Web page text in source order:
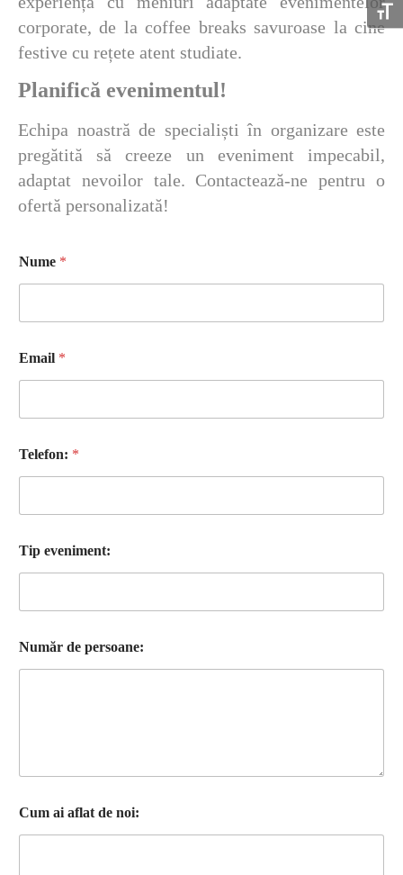
corporate, de la coffee breaks savuroase la cine
festive cu rețete atent studiate.
Planifică evenimentul!
Echipa noastră de specialiști în organizare este
pregătită să creeze un eveniment impecabil,
adaptat nevoilor tale. Contactează-ne pentru o
ofertă personalizată!
Nume *
p
e
a
n
e
a
l
Email *
Telefon: *
Tip eveniment:
Număr de persoane:
Cum ai aflat de noi: